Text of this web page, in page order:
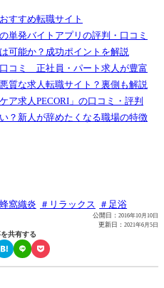
すすめ転職サイト
単発バイトアプリの評判・口コミ
可能か？成功ポイントを解説
口コミ 正社員・パート求人が豊富
質な求人転職サイト？裏側も解説
ア求人PECORI」の口コミ・評判
？新人が辞めたくなる職場の特徴
蜂窩織炎 リラックス 足浴
公開日： 2016年10月10日
更新日： 2021年6月5日
共有する